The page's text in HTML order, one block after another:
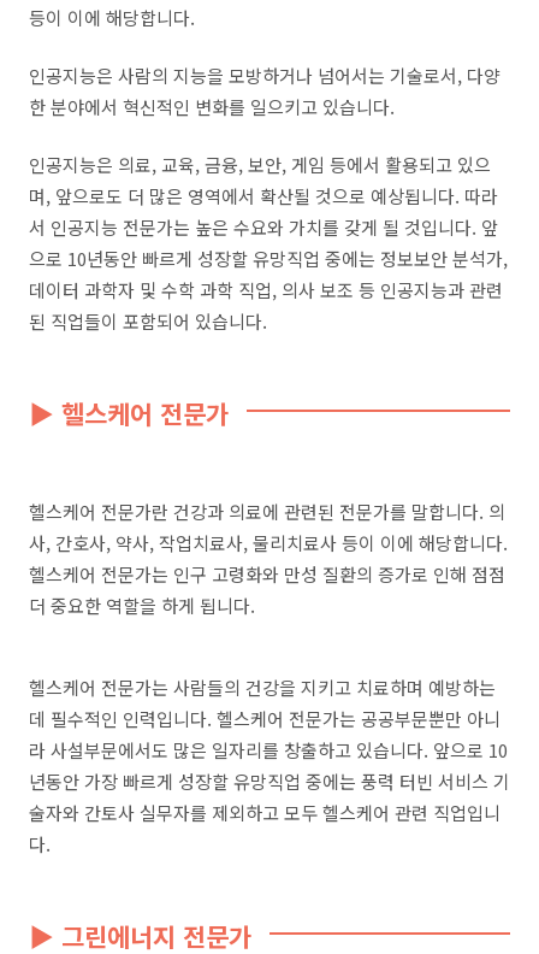
등이 이에 해당합니다.
인공지능은 사람의 지능을 모방하거나 넘어서는 기술로서, 다양
한 분야에서 혁신적인 변화를 일으키고 있습니다.
인공지능은 의료, 교육, 금융, 보안, 게임 등에서 활용되고 있으
며, 앞으로도 더 많은 영역에서 확산될 것으로 예상됩니다. 따라
서 인공지능 전문가는 높은 수요와 가치를 갖게 될 것입니다. 앞
으로 10년동안 빠르게 성장할 유망직업 중에는 정보보안 분석가,
데이터 과학자 및 수학 과학 직업, 의사 보조 등 인공지능과 관련
된 직업들이 포함되어 있습니다.
▶ 헬스케어 전문가
헬스케어 전문가란 건강과 의료에 관련된 전문가를 말합니다. 의
사, 간호사, 약사, 작업치료사, 물리치료사 등이 이에 해당합니다.
헬스케어 전문가는 인구 고령화와 만성 질환의 증가로 인해 점점
더 중요한 역할을 하게 됩니다.
헬스케어 전문가는 사람들의 건강을 지키고 치료하며 예방하는
데 필수적인 인력입니다. 헬스케어 전문가는 공공부문뿐만 아니
라 사설부문에서도 많은 일자리를 창출하고 있습니다. 앞으로 10
년동안 가장 빠르게 성장할 유망직업 중에는 풍력 터빈 서비스 기
술자와 간토사 실무자를 제외하고 모두 헬스케어 관련 직업입니
다.
▶ 그린에너지 전문가